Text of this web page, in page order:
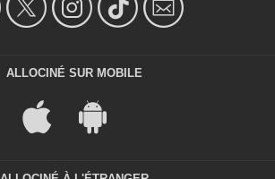
ALLOCINÉ SUR MOBILE